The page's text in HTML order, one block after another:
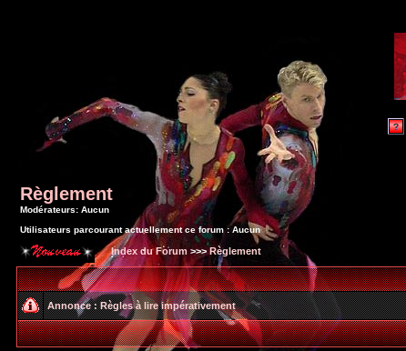
Règlement
Modérateurs: Aucun
Utilisateurs parcourant actuellement ce forum : Aucun
Index du Forum >>>Règlement
Annonce : Règles à lire impérativement